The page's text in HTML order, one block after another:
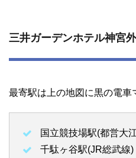
三井ガーデンホテル神宮
最寄駅は上の地図に黒の電車
国立競技場駅(都営大
千駄ヶ谷駅(JR総武線)